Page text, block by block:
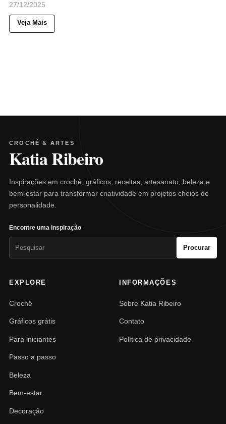
27/12/2025
Veja Mais
CROCHÊ & ARTES
Katia Ribeiro
Inspirações em crochê, gráficos, receitas, artesanato, beleza e
bem-estar para transformar criatividade em projetos cheios de
personalidade.
Encontre uma inspiração
Procurar
EXPLORE
Crochê
Gráficos grátis
Para iniciantes
Passo a passo
Beleza
Bem-estar
Decoração
INFORMAÇÕES
Sobre Katia Ribeiro
Contato
Política de privacidade